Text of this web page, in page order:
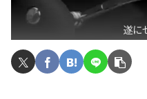
遂に